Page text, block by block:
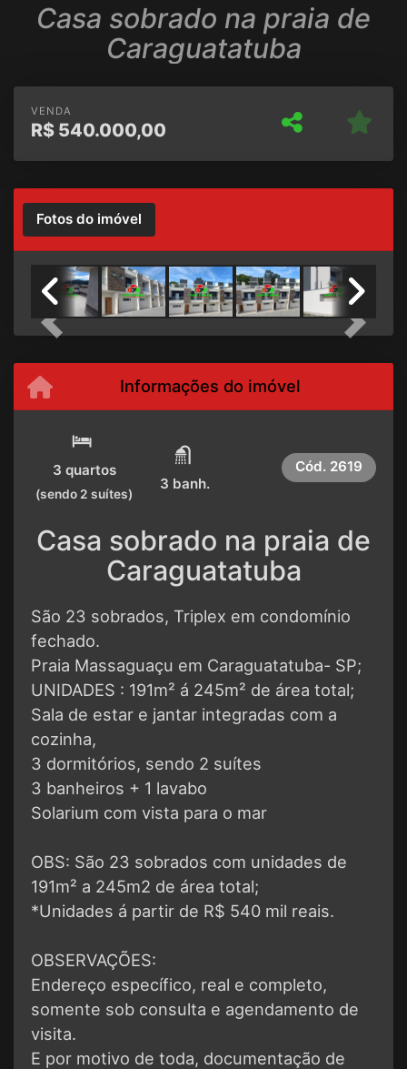
Casa sobrado na praia de
Caraguatatuba
VENDA
R$ 540.000,00
Fotos do imóvel
Previous Next
Informações do imóvel
3 quartos
(sendo 2 suítes)
3 banh.
Cód. 2619
Casa sobrado na praia de
Caraguatatuba
São 23 sobrados, Triplex em condomínio
fechado.
Praia Massaguaçu em Caraguatatuba- SP;
UNIDADES : 191m² á 245m² de área total;
Sala de estar e jantar integradas com a
cozinha,
3 dormitórios, sendo 2 suítes
3 banheiros + 1 lavabo
Solarium com vista para o mar
OBS: São 23 sobrados com unidades de
191m² a 245m2 de área total;
*Unidades á partir de R$ 540 mil reais.
OBSERVAÇÕES:
Endereço específico, real e completo,
somente sob consulta e agendamento de
visita.
E por motivo de toda, documentação de